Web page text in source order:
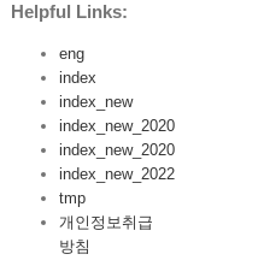
Helpful Links:
eng
index
index_new
index_new_2020
index_new_2020
index_new_2022
tmp
개인정보취급
방침